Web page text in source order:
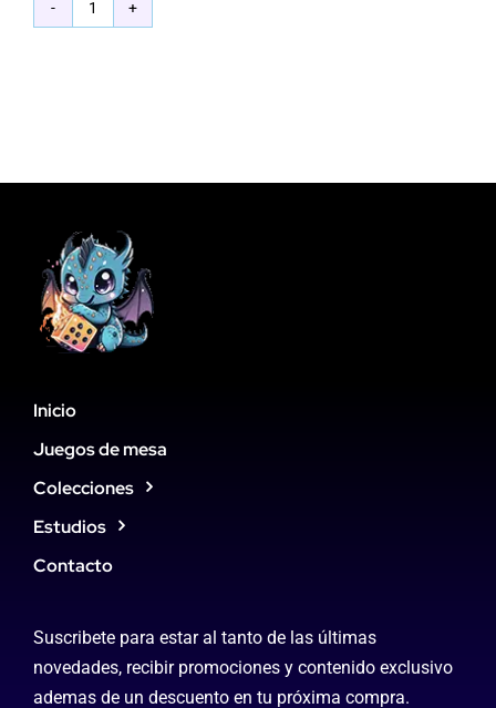
Wingspan
Inicio
Juegos de mesa
Colecciones
Estudios
Contacto
Suscribete para estar al tanto de las últimas
novedades, recibir promociones y contenido exclusivo
ademas de un descuento en tu próxima compra.